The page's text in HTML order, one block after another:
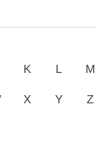
K L M
X Y Z